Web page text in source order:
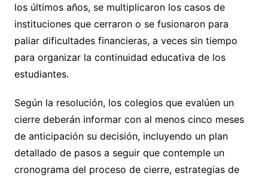
los últimos años, se multiplicaron los casos de
instituciones que cerraron o se fusionaron para
paliar dificultades financieras, a veces sin tiempo
para organizar la continuidad educativa de los
estudiantes.
Según la resolución, los colegios que evalúen un
cierre deberán informar con al menos cinco meses
de anticipación su decisión, incluyendo un plan
detallado de pasos a seguir que contemple un
cronograma del proceso de cierre, estrategias de